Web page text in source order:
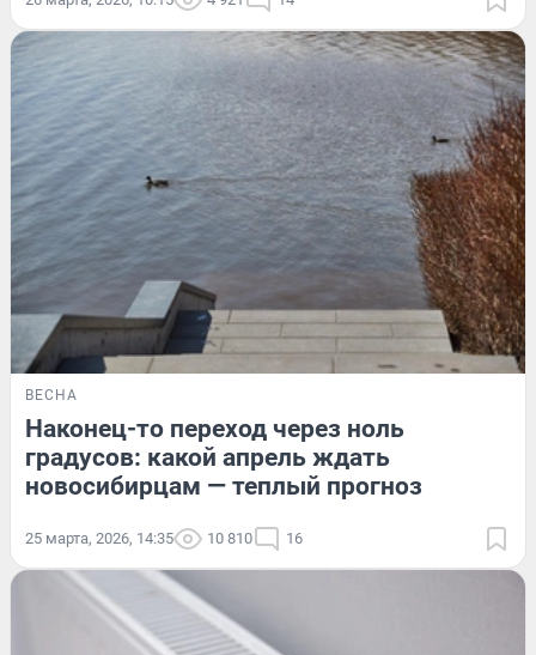
ВЕСНА
Наконец-то переход через ноль
градусов: какой апрель ждать
новосибирцам — теплый прогноз
25 марта, 2026, 14:35 10 810 16